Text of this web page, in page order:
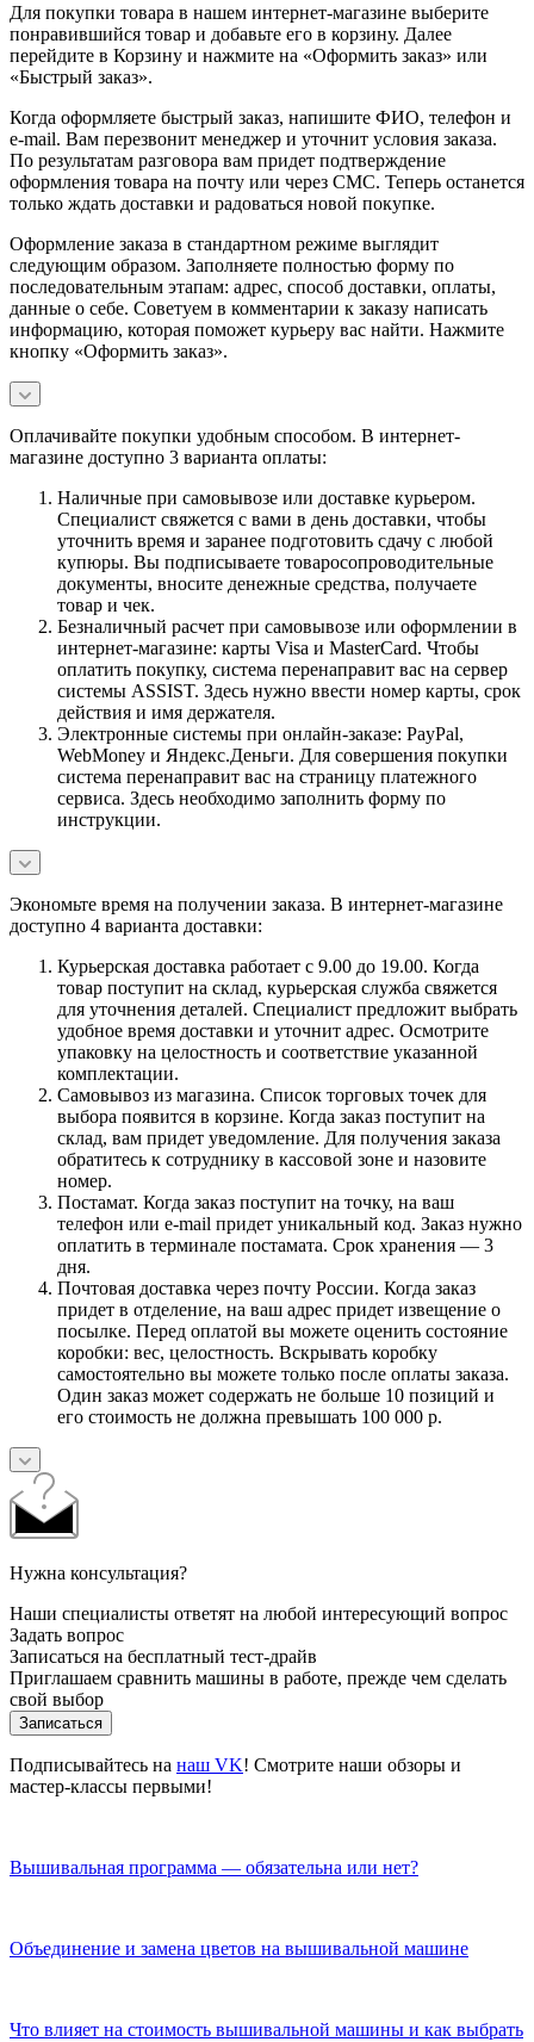
Для покупки товара в нашем интернет-магазине выберите
понравившийся товар и добавьте его в корзину. Далее
перейдите в Корзину и нажмите на «Оформить заказ» или
«Быстрый заказ».
Когда оформляете быстрый заказ, напишите ФИО, телефон и
e-mail. Вам перезвонит менеджер и уточнит условия заказа.
По результатам разговора вам придет подтверждение
оформления товара на почту или через СМС. Теперь останется
только ждать доставки и радоваться новой покупке.
Оформление заказа в стандартном режиме выглядит
следующим образом. Заполняете полностью форму по
последовательным этапам: адрес, способ доставки, оплаты,
данные о себе. Советуем в комментарии к заказу написать
информацию, которая поможет курьеру вас найти. Нажмите
кнопку «Оформить заказ».
Оплачивайте покупки удобным способом. В интернет-
магазине доступно 3 варианта оплаты:
Наличные при самовывозе или доставке курьером.
Специалист свяжется с вами в день доставки, чтобы
уточнить время и заранее подготовить сдачу с любой
купюры. Вы подписываете товаросопроводительные
документы, вносите денежные средства, получаете
товар и чек.
Безналичный расчет при самовывозе или оформлении в
интернет-магазине: карты Visa и MasterCard. Чтобы
оплатить покупку, система перенаправит вас на сервер
системы ASSIST. Здесь нужно ввести номер карты, срок
действия и имя держателя.
Электронные системы при онлайн-заказе: PayPal,
WebMoney и Яндекс.Деньги. Для совершения покупки
система перенаправит вас на страницу платежного
сервиса. Здесь необходимо заполнить форму по
инструкции.
Экономьте время на получении заказа. В интернет-магазине
доступно 4 варианта доставки:
Курьерская доставка работает с 9.00 до 19.00. Когда
товар поступит на склад, курьерская служба свяжется
для уточнения деталей. Специалист предложит выбрать
удобное время доставки и уточнит адрес. Осмотрите
упаковку на целостность и соответствие указанной
комплектации.
Самовывоз из магазина. Список торговых точек для
выбора появится в корзине. Когда заказ поступит на
склад, вам придет уведомление. Для получения заказа
обратитесь к сотруднику в кассовой зоне и назовите
номер.
Постамат. Когда заказ поступит на точку, на ваш
телефон или e-mail придет уникальный код. Заказ нужно
оплатить в терминале постамата. Срок хранения — 3
дня.
Почтовая доставка через почту России. Когда заказ
придет в отделение, на ваш адрес придет извещение о
посылке. Перед оплатой вы можете оценить состояние
коробки: вес, целостность. Вскрывать коробку
самостоятельно вы можете только после оплаты заказа.
Один заказ может содержать не больше 10 позиций и
его стоимость не должна превышать 100 000 р.
Нужна консультация?
Наши специалисты ответят на любой интересующий вопрос
Задать вопрос
Записаться на бесплатный тест-драйв
Приглашаем сравнить машины в работе, прежде чем сделать
свой выбор
Записаться
Подписывайтесь на наш VK! Смотрите наши обзоры и
мастер-классы первыми!
Вышивальная программа — обязательна или нет?
Объединение и замена цветов на вышивальной машине
Что влияет на стоимость вышивальной машины и как выбрать